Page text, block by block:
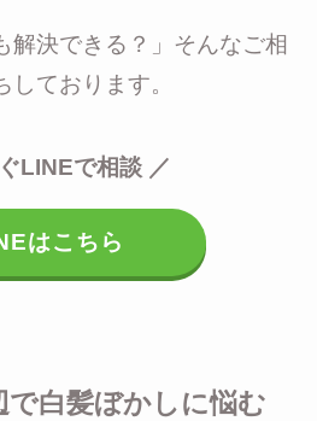
解決できる？」そんなご相
しております。
LINEで相談 ／
はこちら
で白髪ぼかしに悩む